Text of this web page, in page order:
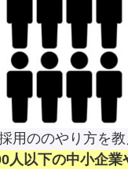
用ののやり方を
人以下の中小企業